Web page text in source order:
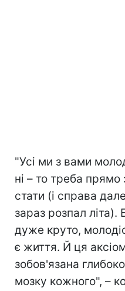
"Усі ми з вами
ні – то треба прямо
стати (і справа
зараз розпал літа).
дуже круто,
є життя. Й ця
зобов'язана
мозку кожного", –